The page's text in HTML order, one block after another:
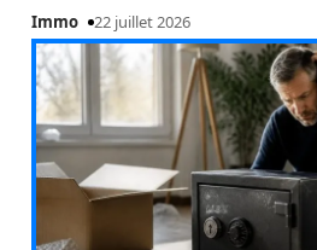
Immo 22 juillet 2026